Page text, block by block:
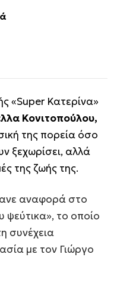
«Super Κατερίνα»
Κονιτοπούλου,
της πορεία όσο
ξεχωρίσει, αλλά
της ζωής της.
αναφορά στο
ψεύτικα», το οποίο
συνέχεια
με τον Γιώργο